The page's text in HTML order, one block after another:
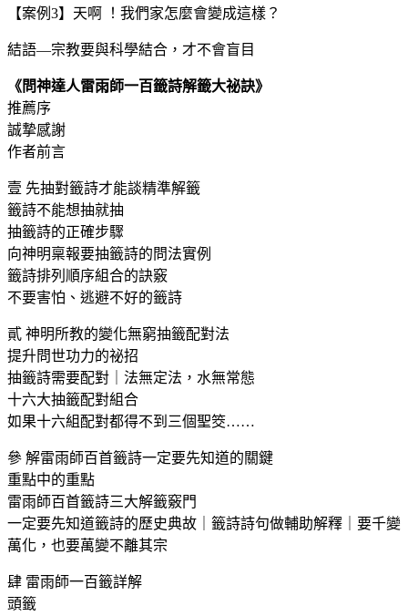
【案例3】天啊 ！我們家怎麼會變成這樣？
結語―宗教要與科學結合，才不會盲目
《問神達人雷雨師一百籤詩解籤大祕訣》
推薦序
誠摯感謝
作者前言
壹 先抽對籤詩才能談精準解籤
籤詩不能想抽就抽
抽籤詩的正確步驟
向神明稟報要抽籤詩的問法實例
籤詩排列順序組合的訣竅
不要害怕、逃避不好的籤詩
貳 神明所教的變化無窮抽籤配對法
提升問世功力的祕招
抽籤詩需要配對｜法無定法，水無常態
十六大抽籤配對組合
如果十六組配對都得不到三個聖筊……
參 解雷雨師百首籤詩一定要先知道的關鍵
重點中的重點
雷雨師百首籤詩三大解籤竅門
一定要先知道籤詩的歷史典故｜籤詩詩句做輔助解釋｜要千變
萬化，也要萬變不離其宗
肆 雷雨師一百籤詳解
頭籤